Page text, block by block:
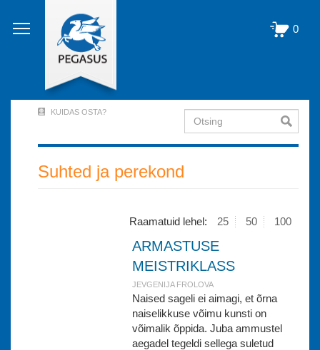
edasi
põhisisu
0
Account
Menu
KUIDAS OSTA? Otsing
Suhted ja perekond
Raamatuid lehel: 25 50 100
ARMASTUSE
MEISTRIKLASS
JEVGENIJA FROLOVA
Naised sageli ei aimagi, et õrna
naiselikkuse võimu kunsti on
võimalik õppida. Juba ammustel
aegadel tegeldi sellega suletud